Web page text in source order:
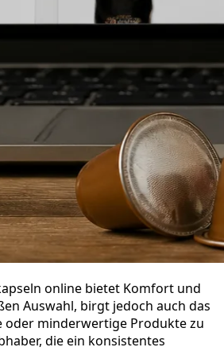
online bietet Komfort und
Auswahl, birgt jedoch auch das
oder minderwertige Produkte zu
die ein konsistentes